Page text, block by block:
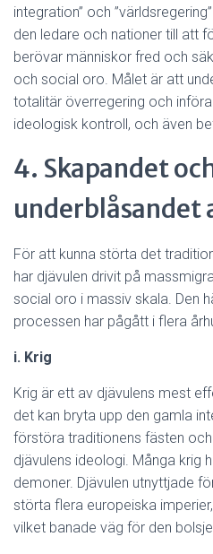
integration” och
den ledare och nationer till att
berövar människor fred och
och social oro. Målet är att
totalitär överregering och
ideologisk kontroll, och även
4. Skapandet
underblåsandet
För att kunna störta det
har djävulen drivit på
social oro i massiv skala. Den
processen har pågått i flera
i. Krig
Krig är ett av djävulens mest
det kan bryta upp den gamla
förstöra traditionens fästen
djävulens ideologi. Många krig
demoner. Djävulen utnyttjade
störta flera europeiska
vilket banade väg för den